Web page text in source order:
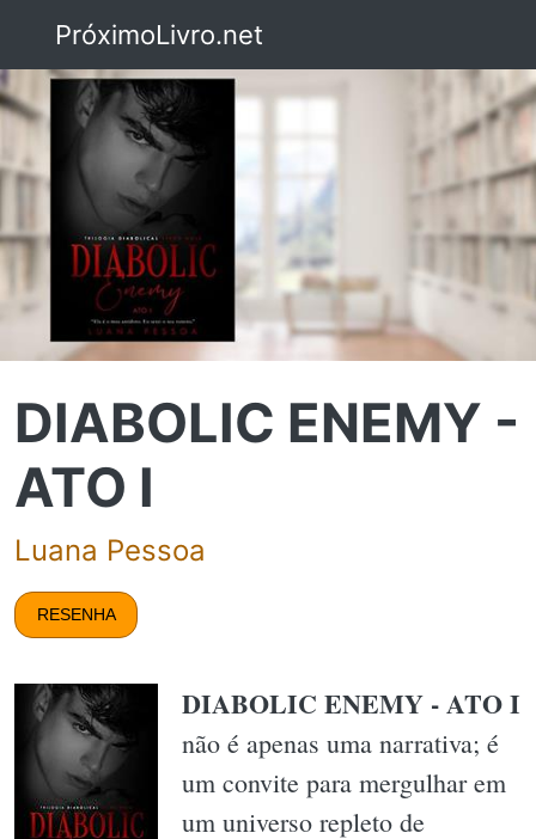
PróximoLivro.net
DIABOLIC ENEMY -
ATO I
Luana Pessoa
RESENHA
DIABOLIC ENEMY - ATO I
não é apenas uma narrativa; é
um convite para mergulhar em
um universo repleto de